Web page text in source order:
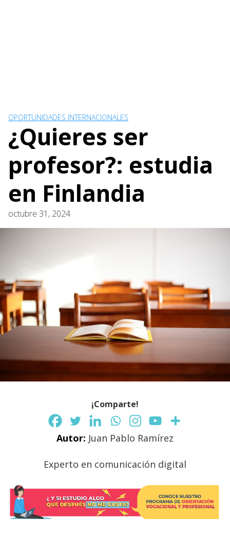
OPORTUNIDADES INTERNACIONALES
¿Quieres ser
profesor?: estudia
en Finlandia
octubre 31, 2024
¡Comparte!
Autor: Juan Pablo Ramírez
Experto en comunicación digital